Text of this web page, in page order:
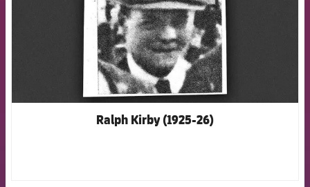
Ralph Kirby (1925-26)